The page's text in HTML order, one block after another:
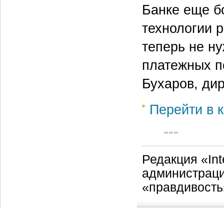
Банке еще
технологии
теперь не
платежных
Бухаров,
Перейти в
Редакция